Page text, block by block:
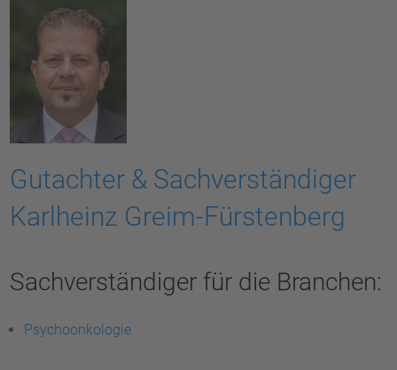
Gutachter & Sachverständiger
Karlheinz Greim-Fürstenberg
Sachverständiger für die Branchen:
Psychoonkologie